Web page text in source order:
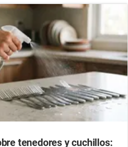
tenedores y cuchillos: